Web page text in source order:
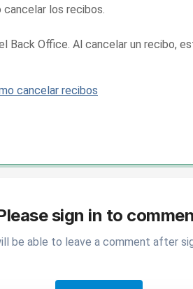
cancelar los recibos.
Back Office. Al cancelar un recibo,
cancelar recibos
sign in to
be able to leave a comment after